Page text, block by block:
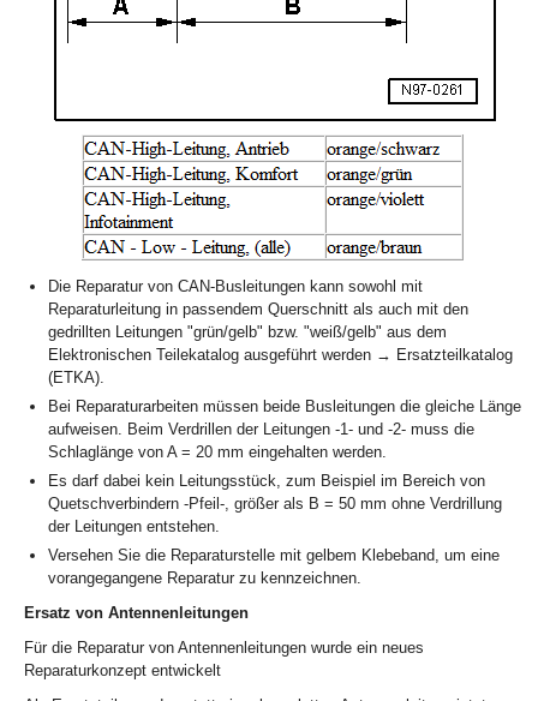
Die Reparatur von CAN-Busleitungen kann sowohl mit
Reparaturleitung in passendem Querschnitt als auch mit den
gedrillten Leitungen "grün/gelb" bzw. "weiß/gelb" aus dem
Elektronischen Teilekatalog ausgeführt werden → Ersatzteilkatalog
(ETKA).
Bei Reparaturarbeiten müssen beide Busleitungen die gleiche Länge
aufweisen. Beim Verdrillen der Leitungen -1- und -2- muss die
Schlaglänge von A = 20 mm eingehalten werden.
Es darf dabei kein Leitungsstück, zum Beispiel im Bereich von
Quetschverbindern -Pfeil-, größer als B = 50 mm ohne Verdrillung
der Leitungen entstehen.
Versehen Sie die Reparaturstelle mit gelbem Klebeband, um eine
vorangegangene Reparatur zu kennzeichnen.
Ersatz von Antennenleitungen
Für die Reparatur von Antennenleitungen wurde ein neues
Reparaturkonzept entwickelt